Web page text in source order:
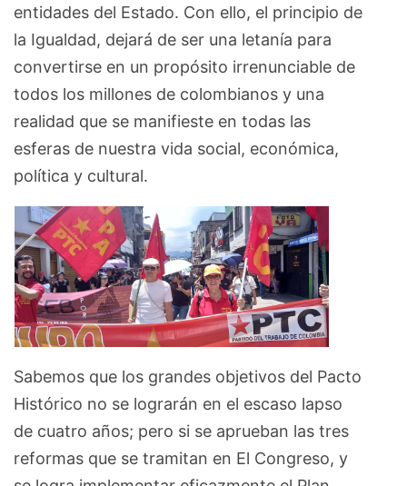
entidades del Estado. Con ello, el principio de
la Igualdad, dejará de ser una letanía para
convertirse en un propósito irrenunciable de
todos los millones de colombianos y una
realidad que se manifieste en todas las
esferas de nuestra vida social, económica,
política y cultural.
Sabemos que los grandes objetivos del Pacto
Histórico no se lograrán en el escaso lapso
de cuatro años; pero si se aprueban las tres
reformas que se tramitan en El Congreso, y